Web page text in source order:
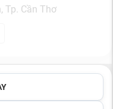
Tp. Cần Thơ